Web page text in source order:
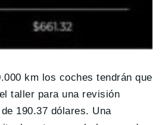
km los coches tendrán que
taller para una revisión
190.37 dólares. Una